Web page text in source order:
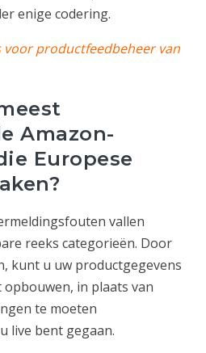
enige codering.
voor productfeedbeheer van
Amazon-
Europese
vallen
reeks categorieën. Door
kunt u uw productgegevens
in plaats van
te moeten
live bent gegaan.